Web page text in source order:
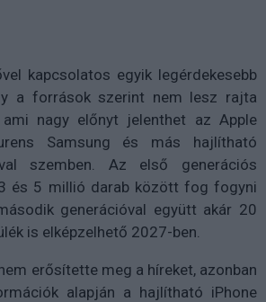
kapcsolatos egyik legérdekesebb
a források szerint nem lesz rajta
nagy előnyt jelenthet az Apple
Samsung és más hajlítható
szemben. Az első generációs
és 5 millió darab között fog fogyni
generációval együtt akár 20
is elképzelhető 2027-ben.
erősítette meg a híreket, azonban
alapján a hajlítható iPhone